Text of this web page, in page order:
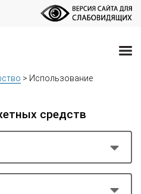
> Использование
средств